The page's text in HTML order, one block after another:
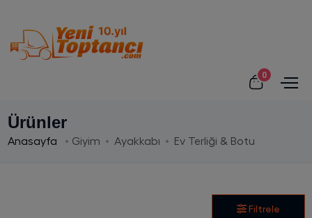
0
Ürünler
Anasayfa Giyim Ayakkabı Ev Terliği & Botu
Filtrele